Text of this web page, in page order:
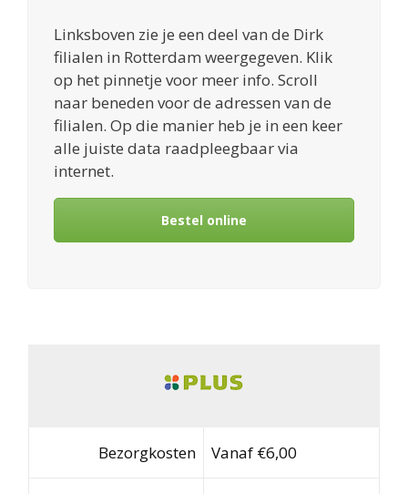
Linksboven zie je een deel van de Dirk
filialen in Rotterdam weergegeven. Klik
op het pinnetje voor meer info. Scroll
naar beneden voor de adressen van de
filialen. Op die manier heb je in een keer
alle juiste data raadpleegbaar via
internet.
Bestel online
Bezorgkosten Vanaf €6,00